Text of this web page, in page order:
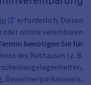
erforderlich. Diesen
online vereinbaren.
benötigen Sie für:
des Rathauses (z. B.
Bewohnerparkausweis,